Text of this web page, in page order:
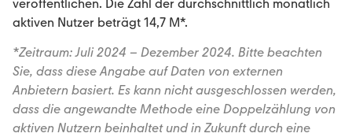
veröffentlichen. Die Zahl der durchschnittlich monatlich
aktiven Nutzer beträgt 14,7 M*.
*Zeitraum: Juli 2024 – Dezember 2024. Bitte beachten
Sie, dass diese Angabe auf Daten von externen
Anbietern basiert. Es kann nicht ausgeschlossen werden,
dass die angewandte Methode eine Doppelzählung von
aktiven Nutzern beinhaltet und in Zukunft durch eine